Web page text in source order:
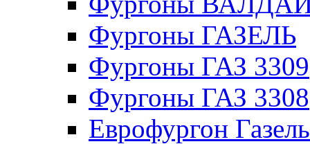
Фургоны ГАЗЕЛЬ
Фургоны ГАЗ 3309
Фургоны ГАЗ 3308
Еврофургон